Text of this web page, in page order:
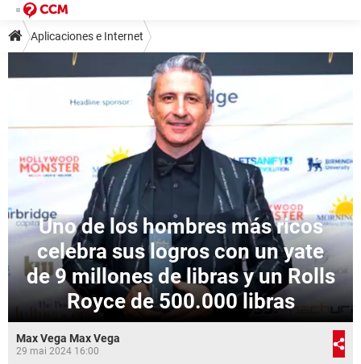
Aplicaciones e Internet
Uno de los hombres más ricos
celebra sus logros con un yate
de 9 millones de libras y un Rolls
Royce de 500.000 libras
Max Vega Max Vega
29 mai 2024 16:00